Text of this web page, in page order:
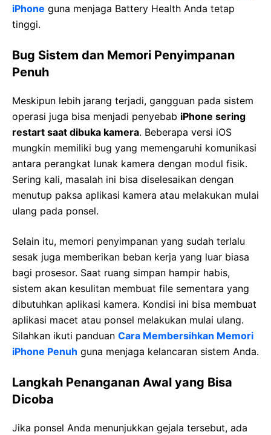
iPhone guna menjaga Battery Health Anda tetap
tinggi.
Bug Sistem dan Memori Penyimpanan
Penuh
Meskipun lebih jarang terjadi, gangguan pada sistem
operasi juga bisa menjadi penyebab iPhone sering
restart saat dibuka kamera. Beberapa versi iOS
mungkin memiliki bug yang memengaruhi komunikasi
antara perangkat lunak kamera dengan modul fisik.
Sering kali, masalah ini bisa diselesaikan dengan
menutup paksa aplikasi kamera atau melakukan mulai
ulang pada ponsel.
Selain itu, memori penyimpanan yang sudah terlalu
sesak juga memberikan beban kerja yang luar biasa
bagi prosesor. Saat ruang simpan hampir habis,
sistem akan kesulitan membuat file sementara yang
dibutuhkan aplikasi kamera. Kondisi ini bisa membuat
aplikasi macet atau ponsel melakukan mulai ulang.
Silahkan ikuti panduan Cara Membersihkan Memori
iPhone Penuh guna menjaga kelancaran sistem Anda.
Langkah Penanganan Awal yang Bisa
Dicoba
Jika ponsel Anda menunjukkan gejala tersebut, ada